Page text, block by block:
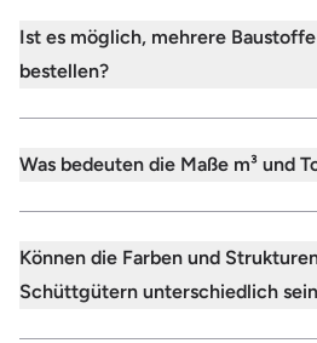
Ist es möglich, mehrere
bestellen?
Was bedeuten die Maße m³ und
Können die Farben und
Schüttgütern unterschiedlich